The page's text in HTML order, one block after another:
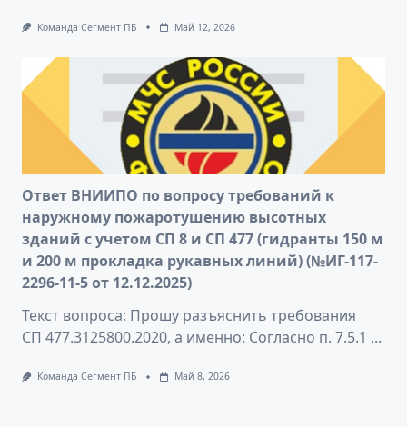
Команда Сегмент ПБ Май 12, 2026
Ответ ВНИИПО по вопросу требований к
наружному пожаротушению высотных
зданий с учетом СП 8 и СП 477 (гидранты 150 м
и 200 м прокладка рукавных линий) (№ИГ-117-
2296-11-5 от 12.12.2025)
Текст вопроса: Прошу разъяснить требования
СП 477.3125800.2020, а именно: Согласно п. 7.5.1 ...
Команда Сегмент ПБ Май 8, 2026